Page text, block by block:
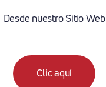
Desde nuestro Sitio Web
Clic aquí